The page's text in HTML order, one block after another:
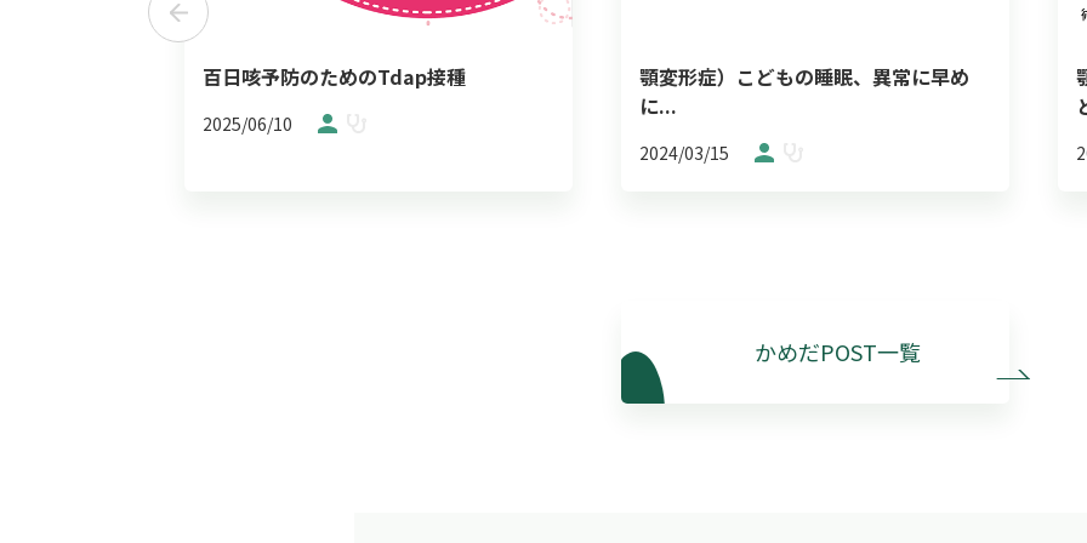
百日咳予防のためのTdap接種
2025/06/10
顎変形症）こどもの睡眠、異常に早め
に...
2024/03/15
かめだPOST一覧